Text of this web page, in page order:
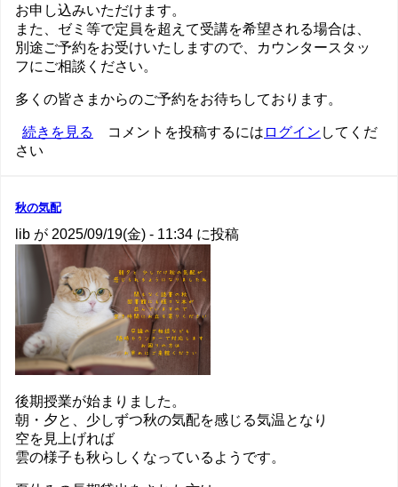
お申し込みいただけます。
また、ゼミ等で定員を超えて受講を希望される場合は、
別途ご予約をお受けいたしますので、カウンタースタッ
フにご相談ください。
多くの皆さまからのご予約をお待ちしております。
レ
ベ
ッ
プ
講
の
お
知
ら
せ
の
続きを見る コメントを投稿するには ログイン してくだ
さい
秋の気配
lib が 2025/09/19(金) - 11:34 に投稿
後期授業が始まりました。
朝・夕と、少しずつ秋の気配を感じる気温となり
空を見上げれば
雲の様子も秋らしくなっているようです。